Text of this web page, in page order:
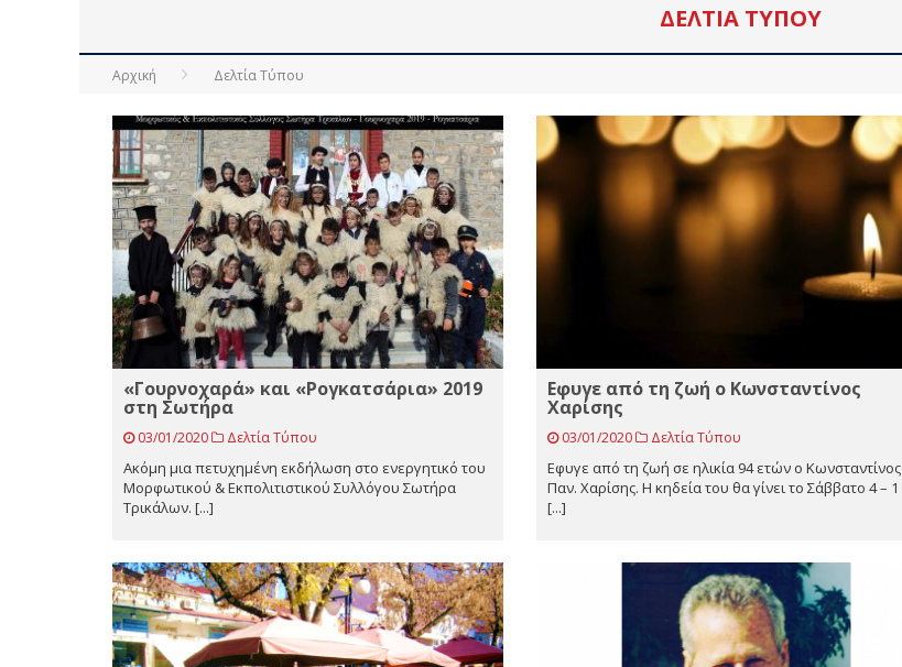
ΔΕΛΤΊΑ ΤΎΠΟΥ
Αρχική Δελτία Τύπου
«Γουρνοχαρά» και «Ρογκατσάρια» 2019
στη Σωτήρα
03/01/2020 Δελτία Τύπου
Ακόμη μια πετυχημένη εκδήλωση στο ενεργητικό του
Μορφωτικού & Εκπολιτιστικού Συλλόγου Σωτήρα
Τρικάλων. [...]
Εφυγε από τη ζωή ο Κωνσταντίνος
Χαρίσης
03/01/2020 Δελτία Τύπου
Εφυγε από τη ζωή σε ηλικία 94 ετών ο Κωνσταντίνος
Παν. Χαρίσης. Η κηδεία του θα γίνει το Σάββατο 4 – 1
[...]